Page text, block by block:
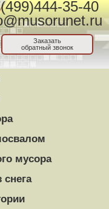
35-40
Заказать
обратный звонок
мусора